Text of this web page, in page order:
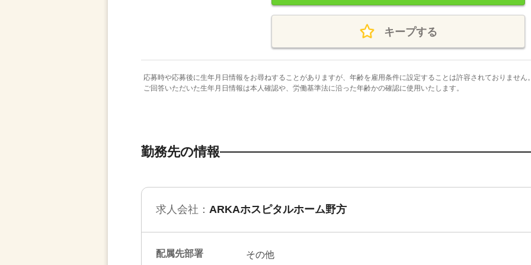
キープする
応募時や応募後に生年月日情報をお尋ねすることがありますが、年齢を雇用条件に設定することは許容されておりません
ご回答いただいた生年月日情報は本人確認や、労働基準法に沿った年齢かの確認に使用いたします。
勤務先の情報
求人会社： ARKAホスピタルホーム野方
配属先部署 その他